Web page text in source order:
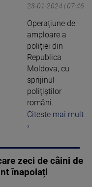
23-01-2024 | 07:46
Operațiune de
amploare a
poliției din
Republica
Moldova, cu
sprijinul
polițiștilor
români.
Citeste mai mult
›
zeci de câini de
înapoiați